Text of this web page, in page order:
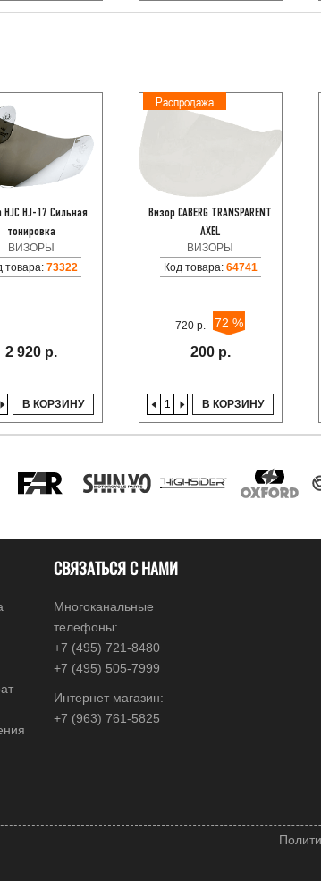
HJC HJ-17 Сильная
тонировка
ВИЗОРЫ
товара:73322
2 920 р.
В КОРЗИНУ
Распродажа
Визор CABERG TRANSPARENT
AXEL
ВИЗОРЫ
Код товара: 64741
720 р. 72 %
200 р.
В КОРЗИНУ
СВЯЗАТЬСЯ С НАМИ
Многоканальные
телефоны:
+7 (495) 721-8480
+7 (495) 505-7999
Интернет магазин:
+7 (963) 761-5825